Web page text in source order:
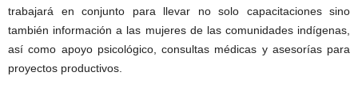
trabajará en conjunto para llevar no solo capacitaciones sino
también información a las mujeres de las comunidades indígenas,
así como apoyo psicológico, consultas médicas y asesorías para
proyectos productivos.